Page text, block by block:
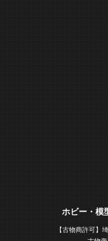
ホビー・模
【古物商許可】